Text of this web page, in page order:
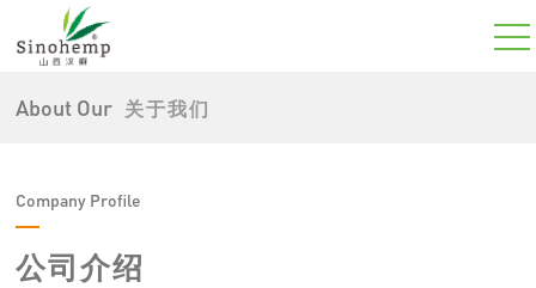
About Our 关于我们
Company Profile
公司介绍